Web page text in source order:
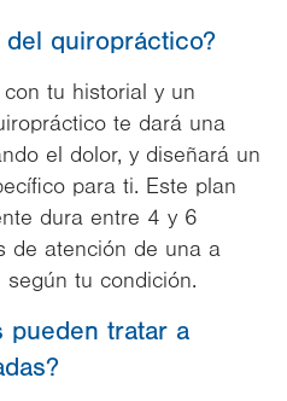
quiropráctico?
tu historial y un
te dará una
el dolor, y diseñará un
para ti. Este plan
dura entre 4 y 6
de atención de una a
tu condición.
pueden tratar a